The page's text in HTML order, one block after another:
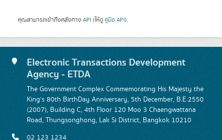
คุณสามารถเข้าถึงคลังทาง API (ให้ดู คู่มือ API).
Electronic Transactions Development
Agency - ETDA
The Government Complex Commemorating His Majesty the
King's 80th BirthDay Anniversary, 5th December, B.E.2550
(2007), Building C, 4th Floor 120 Moo 3 Chaengwattana
Road, Thungsonghong, Lak Si District, Bangkok 10210
02 123 1234